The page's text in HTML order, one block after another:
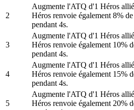
2
Augmente l'ATQ d'1 Héros
Héros renvoie également 8%
pendant 4s.
3
Augmente l'ATQ d'1 Héros
Héros renvoie également 10%
pendant 4s.
4
Augmente l'ATQ d'1 Héros
Héros renvoie également 15%
pendant 4s.
5
Augmente l'ATQ d'1 Héros
Héros renvoie également 20%